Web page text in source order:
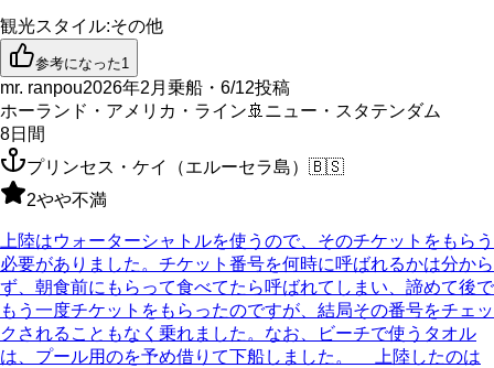
観光スタイル:その他
参考になった1
mr. ranpou2026年2月乗船・6/12投稿
ホーランド・アメリカ・ライン 🚢 ニュー・スタテンダム
8日間
プリンセス・ケイ（エルーセラ島） 🇧🇸
2やや不満
上陸はウォーターシャトルを使うので、そのチケットをもらう
必要がありました。チケット番号を何時に呼ばれるかは分から
ず、朝食前にもらって食べてたら呼ばれてしまい、諦めて後で
もう一度チケットをもらったのですが、結局その番号をチェッ
クされることもなく乗れました。なお、ビーチで使うタオル
は、プール用のを予め借りて下船しました。 上陸したのは